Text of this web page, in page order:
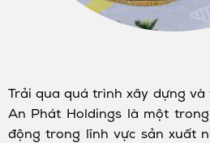
Trải qua quá trình xây dựng
An Phát Holdings là một
động trong lĩnh vực sản xuất